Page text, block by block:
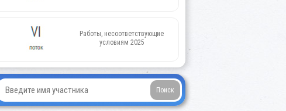
Работы, несоответствующие
условиям 2025